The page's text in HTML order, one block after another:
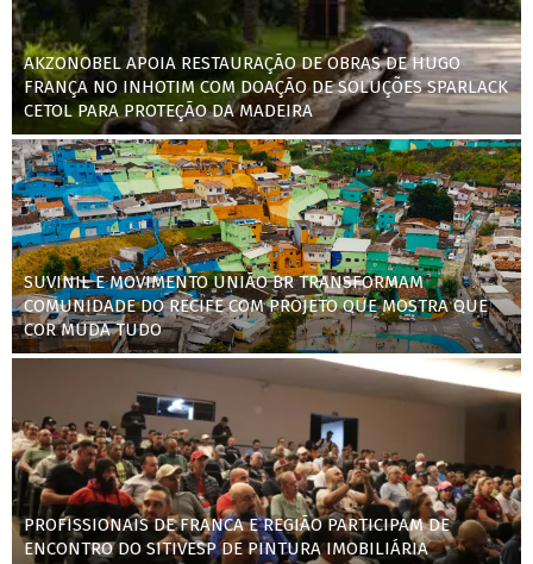
AKZONOBEL APOIA RESTAURAÇÃO DE OBRAS DE HUGO
FRANÇA NO INHOTIM COM DOAÇÃO DE SOLUÇÕES SPARLACK
CETOL PARA PROTEÇÃO DA MADEIRA
SUVINIL E MOVIMENTO UNIÃO BR TRANSFORMAM
COMUNIDADE DO RECIFE COM PROJETO QUE MOSTRA QUE
COR MUDA TUDO
PROFISSIONAIS DE FRANCA E REGIÃO PARTICIPAM DE
ENCONTRO DO SITIVESP DE PINTURA IMOBILIÁRIA